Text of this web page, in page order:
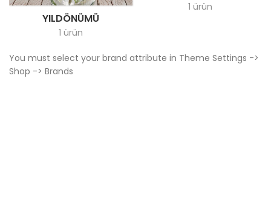
1 ürün
YILDÖNÜMÜ
1 ürün
You must select your brand attribute in Theme Settings ->
Shop -> Brands